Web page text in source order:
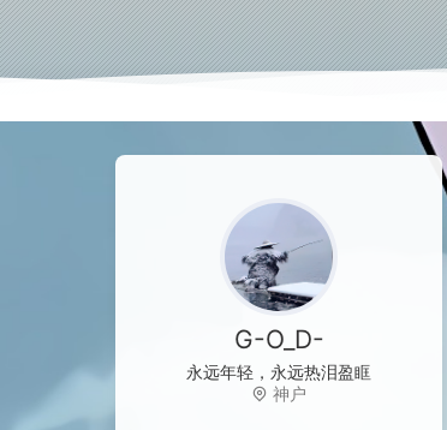
G-O_D-
永远年轻，永远热泪盈眶
神户